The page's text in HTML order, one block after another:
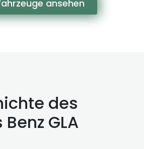
ansehen
des
GLA